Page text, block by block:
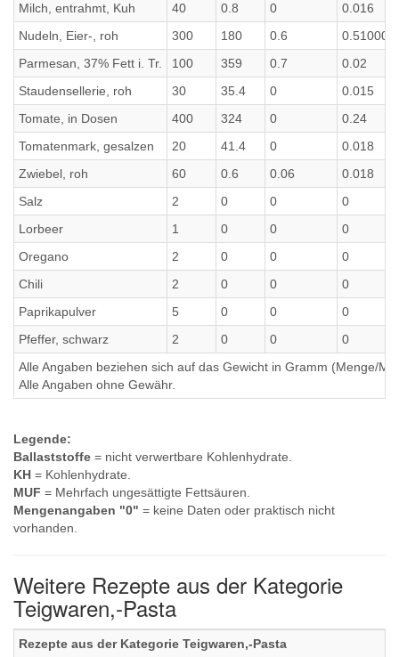
Milch, entrahmt, Kuh
40 0.8 0
0.016
Nudeln, Eier-, roh
300 180 0.6
Parmesan, 37% Fett i. Tr.
100 359 0.7
0.02
Staudensellerie, roh
30 35.4 0
0.015
Tomate, in Dosen
400 324 0
0.24
Tomatenmark, gesalzen
20 41.4 0
0.018
Zwiebel, roh
60 0.6 0.06
0.018
Salz
2 0 0
0
Lorbeer
1 0 0
0
Oregano
2 0 0
0
Chili
2 0 0
0
Paprikapulver
5 0 0
0
Pfeffer, schwarz
2 0 0
0
Alle Angaben beziehen sich auf das Gewicht in Gramm (Menge/
Alle Angaben ohne Gewähr.
Legende:
Ballaststoffe = nicht verwertbare Kohlenhydrate.
KH = Kohlenhydrate.
MUF = Mehrfach ungesättigte Fettsäuren.
Mengenangaben "0" = keine Daten oder praktisch nicht
vorhanden.
Weitere Rezepte aus der Kategorie
Teigwaren,-Pasta
Rezepte aus der Kategorie Teigwaren,-Pasta